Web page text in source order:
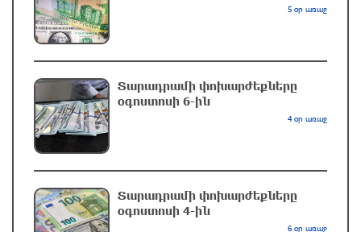
Իրանի գերագույն առաջնորդ Խամենեին
հանդիպել է Մասուդ Փեզեշքիանի հետ
Reuters․ Դեմոկրատները լայնածավալ
հետաքննություններ են պատրաստում
Թրամփի և նրա գործարար շրջապատի
նկատմամբ
Իրանի բանակ․ ԱՄՆ-ն ստիպված կլինի հաշվի
5 օր առաջ
Տարադրամի փոխարժեքները
օգոստոսի 6-ին
4 օր առաջ
Տարադրամի փոխարժեքները
օգոստոսի 4-ին
6 օր առաջ